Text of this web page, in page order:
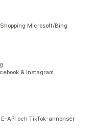
Microsoft/Bing
& Instagram.
API och TikTok-annonser